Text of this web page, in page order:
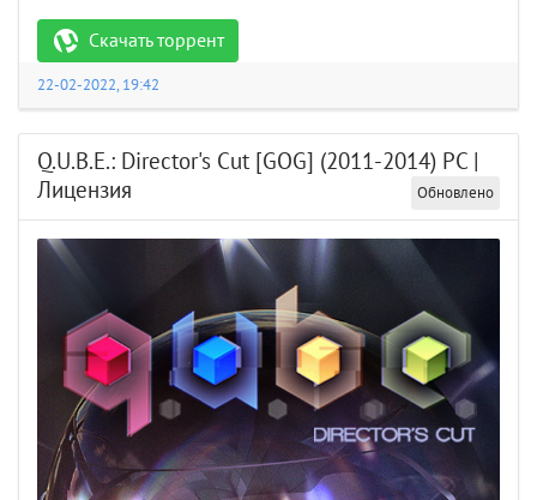
Скачать торрент
22-02-2022, 19:42
Q.U.B.E.: Director's Cut [GOG] (2011-2014) PC |
Лицензия
Обновлено